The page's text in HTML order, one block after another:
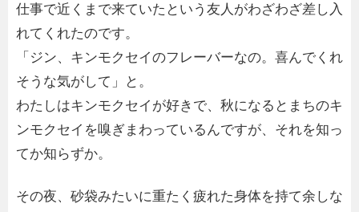
仕事で近くまで来ていたという友人がわざわざ差し入
れてくれたのです。
「ジン、キンモクセイのフレーバーなの。喜んでくれ
そうな気がして」と。
わたしはキンモクセイが好きで、秋になるとまちのキ
ンモクセイを嗅ぎまわっているんですが、それを知っ
てか知らずか。
その夜、砂袋みたいに重たく疲れた身体を持て余しな